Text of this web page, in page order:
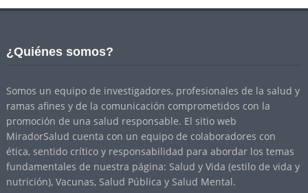
¿Quiénes somos?
Somos un equipo de investigadores, profesionales de la salud y
ramas afines y de la comunicación comprometidos con la
promoción de una salud responsable. El sitio web
MiradorSalud cuenta con un equipo de colaboradores con
ética, sentido crítico y responsabilidad para abordar los temas
fundamentales de nuestra página: Salud y Vida (estilo de vida y
nutrición), Vacunas, Salud Pública y Salud Mental.